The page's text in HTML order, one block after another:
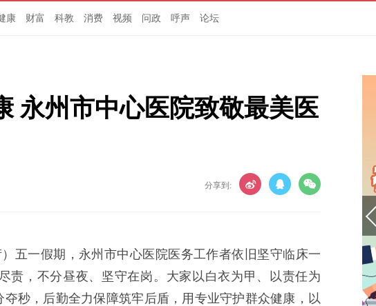
康 财富 科教 消费 视频 问政 呼声 论坛
永州市中心医院致敬最美医
分享到:
五一假期，永州市中心医院医务工作者依旧坚守临床一
责，不分昼夜、坚守在岗。大家以白衣为甲、以责任为
秒，后勤全力保障筑牢后盾，用专业守护群众健康，以